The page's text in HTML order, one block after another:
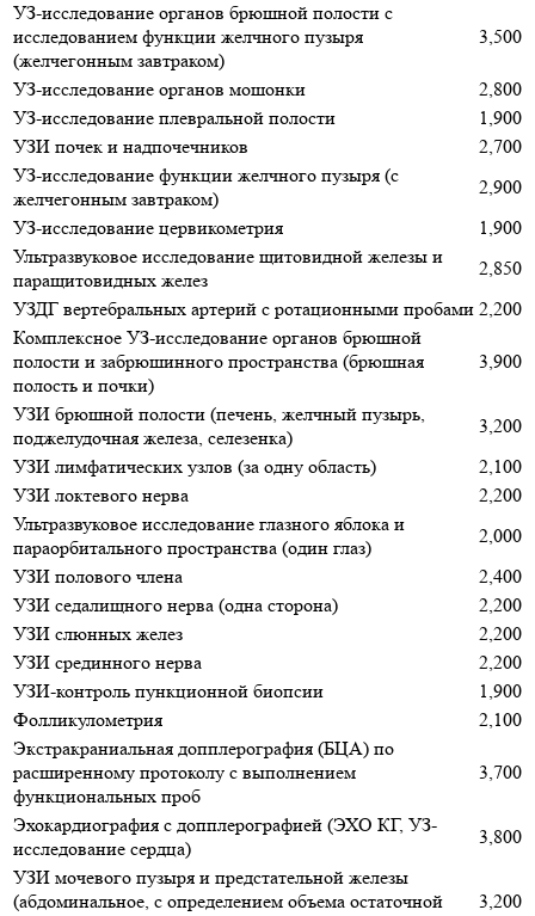
УЗ-исследование органов брюшной полости с
исследованием функции желчного пузыря
(желчегонным завтраком)
3,500
УЗ-исследование органов мошонки
2,800
УЗ-исследование плевральной полости
1,900
УЗИ почек и надпочечников
2,700
УЗ-исследование функции желчного пузыря (с
желчегонным завтраком)
2,900
УЗ-исследование цервикометрия
1,900
Ультразвуковое исследование щитовидной железы и
паращитовидных желез
2,850
УЗДГ вертебральных артерий с ротационными пробами 2,200
Комплексное УЗ-исследование органов брюшной
полости и забрюшинного пространства (брюшная
полость и почки)
3,900
УЗИ брюшной полости (печень, желчный пузырь,
поджелудочная железа, селезенка)
3,200
УЗИ лимфатических узлов (за одну область)
2,100
УЗИ локтевого нерва
2,200
Ультразвуковое исследование глазного яблока и
параорбитального пространства (один глаз)
2,000
УЗИ полового члена
2,400
УЗИ седалищного нерва (одна сторона)
2,200
УЗИ слюнных желез
2,200
УЗИ срединного нерва
2,200
УЗИ-контроль пункционной биопсии
1,900
Фолликулометрия
2,100
Экстракраниальная допплерография (БЦА) по
расширенному протоколу с выполнением
функциональных проб
3,700
Эхокардиография с допплерографией (ЭХО КГ, УЗ-
исследование сердца)
3,800
УЗИ мочевого пузыря и предстательной железы
(абдоминальное, с определением объема остаточной
3,200